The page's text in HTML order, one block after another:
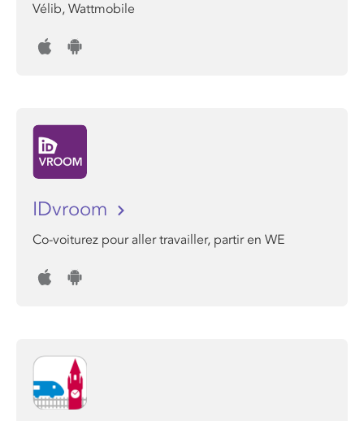
Vélib, Wattmobile
IDvroom
Co-voiturez pour aller travailler, partir en WE